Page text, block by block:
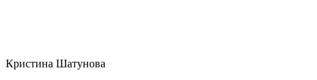
Кристина Шатунова